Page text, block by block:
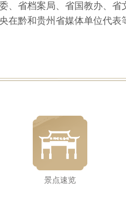
、省档案局、省国教办、省
在黔和贵州省媒体单位代表
景点速览